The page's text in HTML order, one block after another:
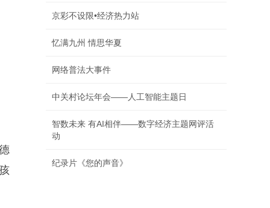
京彩不设限•经济热力站
忆满九州 情思华夏
网络普法大事件
中关村论坛年会——人工智能主题日
智数未来 有AI相伴——数字经济主题网评活
动
纪录片《您的声音》